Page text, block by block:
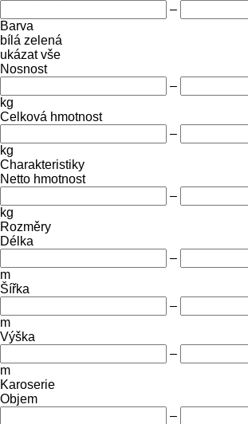
–
Barva
bílá zelená
ukázat vše
Nosnost
–
kg
Celková hmotnost
–
kg
Charakteristiky
Netto hmotnost
–
kg
Rozměry
Délka
–
m
Šířka
–
m
Výška
–
m
Karoserie
Objem
–